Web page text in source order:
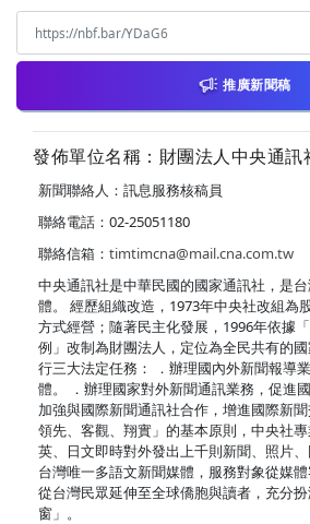
推廣新聞稿
發佈單位名稱：財團法人中央通訊
新聞聯絡人：訊息服務核稿員
聯絡電話：02-25051180
聯絡信箱： timtimcna@mail.cna.com.tw
中央通訊社是中華民國的國家通訊社，是
體。 經歷組織改造，1973年中央社改組為
方式經營；隨著民主化發展，1996年依據
例」改制為財團法人，定位為全民共有的
行三大法定任務： ．辦理國內外新聞報導
體。 ．辦理國家對外新聞通訊業務，促進
加強與國際新聞通訊社合作，增進國際新聞
領先、客觀、翔實」的基本原則，中央社專
英、日文即時對外發出上千則新聞、照片
台灣唯一多語文新聞媒體，服務對象從媒
從台灣民眾延伸至全球僑胞與讀者，充分
窗」。